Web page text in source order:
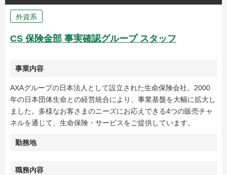
外資系
CS 保険金部 事実確認グループ スタッフ
事業内容
AXAグループの日本法人として設立された生命保険会社。2000
年の日本団体生命との経営統合により、事業基盤を大幅に拡大し
ました。多様なお客さまのニーズにお応えできる4つの販売チャ
ネルを通じて、生命保険・サービスをご提供しています。
勤務地
職務内容